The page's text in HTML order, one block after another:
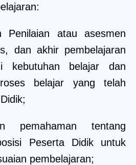
Penilaian atau asesmen
dan akhir pembelajaran
kebutuhan belajar dan
belajar yang telah
pemahaman tentang
Peserta Didik untuk
pembelajaran;